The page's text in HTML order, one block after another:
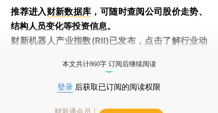
推荐进入财新数据库 ，可随时查阅公司股价走势、
结构人员变化等投资信息。
财新机器人产业指数(RII)已发布， 点击了解行业动
本文共计860字 订阅后继续阅读
登录 后获取已订阅的阅读权限